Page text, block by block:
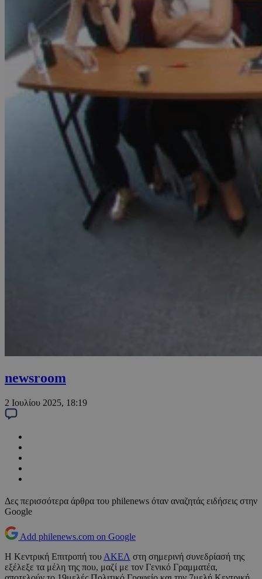
newsroom
2 Ιουλίου 2025, 18:19
Δες περισσότερα άρθρα του philenews όταν αναζητάς ειδήσεις στην
Google
Add philenews.com on Google
Η Κεντρική Επιτροπή του ΑΚΕΛ στη σημερινή συνεδρίασή της
εξέλεξε τα μέλη της που, μαζί με τον Γενικό Γραμματέα,